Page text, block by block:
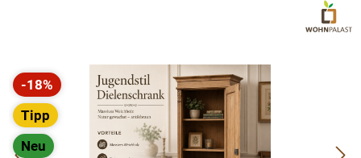
Bildergalerie überspringen
-18%
Rabatt
Tipp
Neu